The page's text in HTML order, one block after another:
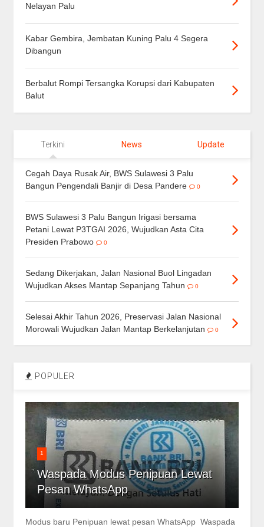
Nelayan Palu
Kabar Gembira, Jembatan Kuning Palu 4 Segera
Dibangun
Berbalut Rompi Tersangka Korupsi dari Kabupaten
Balut
Terkini News Update
Cegah Daya Rusak Air, BWS Sulawesi 3 Palu
Bangun Pengendali Banjir di Desa Pandere
0
BWS Sulawesi 3 Palu Bangun Irigasi bersama
Petani Lewat P3TGAI 2026, Wujudkan Asta Cita
Presiden Prabowo
0
Sedang Dikerjakan, Jalan Nasional Buol Lingadan
Wujudkan Akses Mantap Sepanjang Tahun
0
Selesai Akhir Tahun 2026, Preservasi Jalan Nasional
Morowali Wujudkan Jalan Mantap Berkelanjutan
0
POPULER
1
Waspada Modus Penipuan Lewat
Pesan WhatsApp
Modus baru Penipuan lewat pesan WhatsApp Waspada